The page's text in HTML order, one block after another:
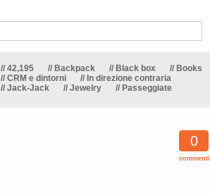
// 42,195 // Backpack // Black box
// Books
// CRM e dintorni
// In direzione contraria
// Jack-Jack
// Jewelry // Passeggiate
0
commenti